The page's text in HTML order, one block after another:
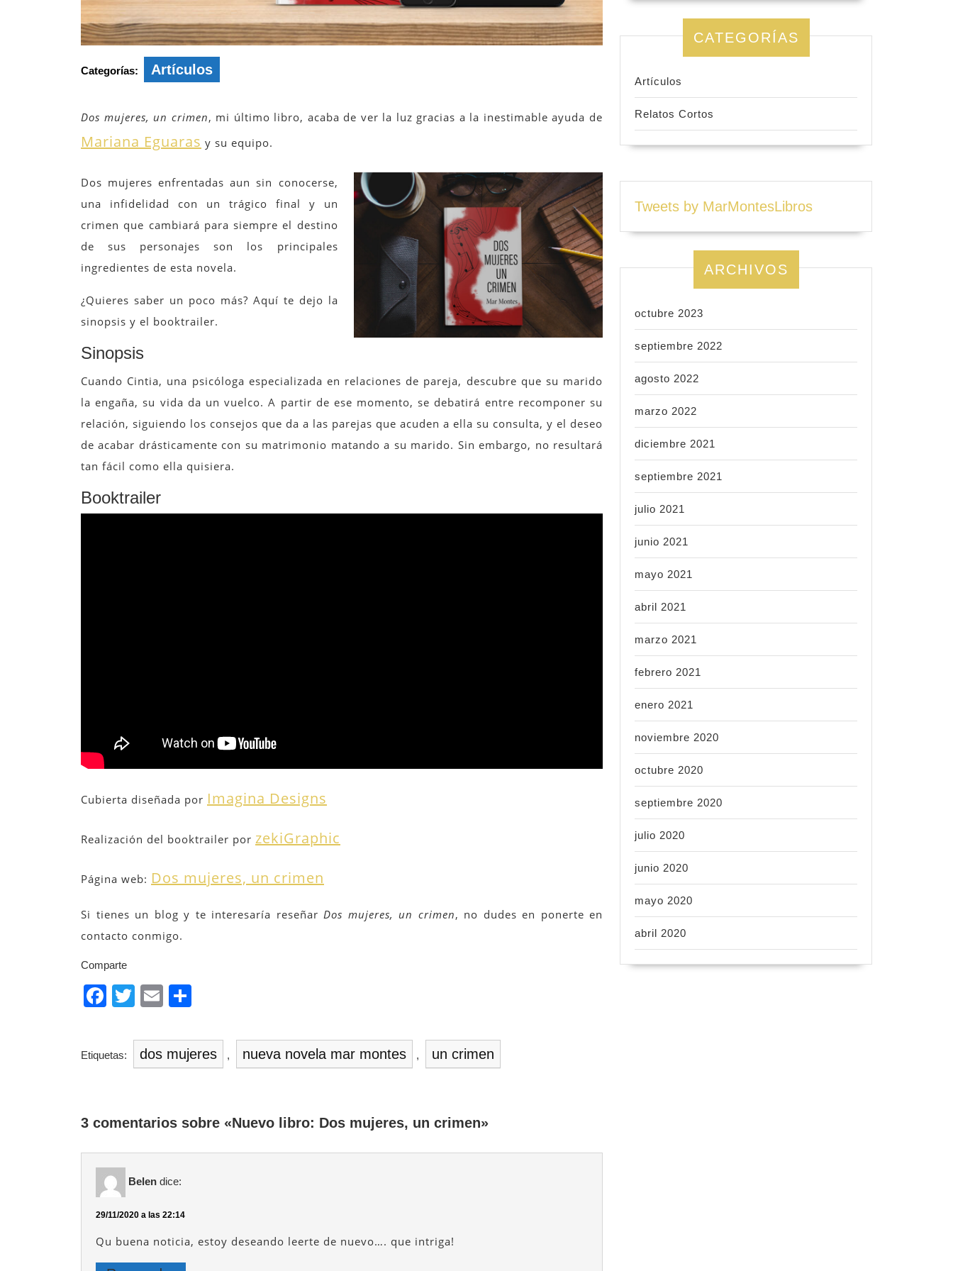
Categorías: Artículos
Dos mujeres, un crimen, mi último libro, acaba de ver la luz gracias a la inestimable ayuda de
Mariana Eguaras y su equipo.
Dos mujeres enfrentadas aun sin conocerse,
una infidelidad con un trágico final y un
crimen que cambiará para siempre el destino
de sus personajes son los principales
ingredientes de esta novela.
¿Quieres saber un poco más? Aquí te dejo la
sinopsis y el booktrailer.
Sinopsis
Cuando Cintia, una psicóloga especializada en relaciones de pareja, descubre que su marido
la engaña, su vida da un vuelco. A partir de ese momento, se debatirá entre recomponer su
relación, siguiendo los consejos que da a las parejas que acuden a ella su consulta, y el deseo
de acabar drásticamente con su matrimonio matando a su marido. Sin embargo, no resultará
tan fácil como ella quisiera.
Booktrailer
Cubierta diseñada por Imagina Designs
Realización del booktrailer por zekiGraphic
Página web: Dos mujeres, un crimen
Si tienes un blog y te interesaría reseñar Dos mujeres, un crimen, no dudes en ponerte en
contacto conmigo.
Comparte
F
e
o
k
T
tt
er
E
ail m
p
Etiquetas: dos mujeres , nueva novela mar montes , un crimen
3 comentarios sobre «Nuevo libro: Dos mujeres, un crimen»
Belen dice:
29/11/2020 a las 22:14
Qu buena noticia, estoy deseando leerte de nuevo…. que intriga!
CATEGORÍAS
Artículos
Relatos Cortos
Tweets by MarMontesLibros
ARCHIVOS
octubre 2023
septiembre 2022
agosto 2022
marzo 2022
diciembre 2021
septiembre 2021
julio 2021
junio 2021
mayo 2021
abril 2021
marzo 2021
febrero 2021
enero 2021
noviembre 2020
octubre 2020
septiembre 2020
julio 2020
junio 2020
mayo 2020
abril 2020